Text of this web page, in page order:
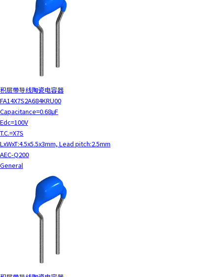
积层带导线陶瓷电容器
FA14X7S2A684KRU00
Capacitance=0.68μF
Edc=100V
T.C.=X7S
LxWxT:4.5x5.5x3mm, Lead pitch:2.5mm
AEC-Q200
General